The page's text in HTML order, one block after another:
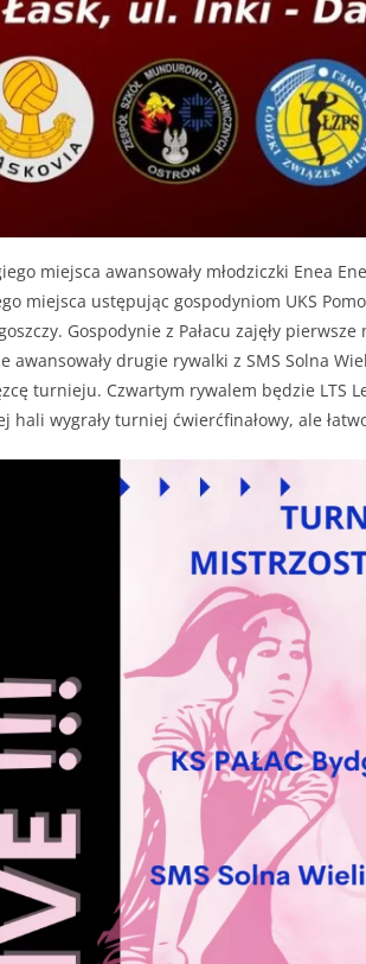
miejsca awansowały młodziczki Enea
miejsca ustępując gospodyniom UKS
Gospodynie z Pałacu zajęły
awansowały drugie rywalki z SMS Solna
turnieju. Czwartym rywalem będzie LTS
hali wygrały turniej ćwierćfinałowy, ale